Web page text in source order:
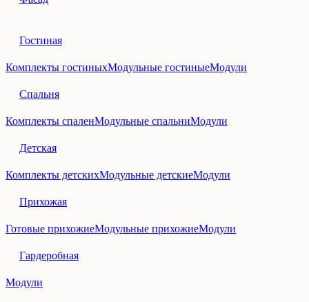
Гостиная
Комплекты гостиныхМодульные гостиныеМодули
Спальня
Комплекты спаленМодульные спальниМодули
Детская
Комплекты детскихМодульные детскиеМодули
Прихожая
Готовые прихожиеМодульные прихожиеМодули
Гардеробная
Модули